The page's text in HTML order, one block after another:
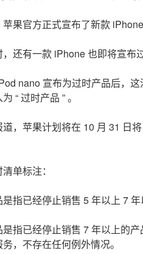
果官方正式宣布了新款 iPhone
还有一款 iPhone 也即将宣布
nano 宣布为过时产品后，
“ 过时产品 ” 。
，苹果计划将在 10 月 31 日
单标注：
指已经停止销售 5 年以上 7 年
指已经停止销售 7 年以上的
，不存在任何例外情况。